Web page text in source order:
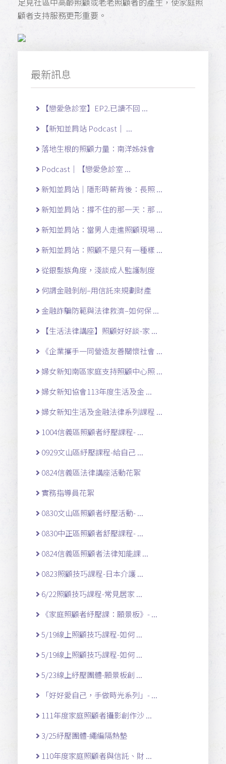
顧者支持服務更形重要。
最新訊息
【戀愛急診室】EP2.已讀不回 ...
【新知並肩站 Podcast｜ ...
落地生根的照顧力量：南洋姊妹會
Podcast｜【戀愛急診室 ...
新知並肩站｜隱形時薪背後：長照 ...
新知並肩站：撐不住的那一天：那 ...
新知並肩站：當男人走進照顧現場 ...
新知並肩站：照顧不是只有一種樣 ...
從銀髮族角度，淺談成人監護制度
何謂金融剝削–用信託來規劃財產
金融詐騙防範與法律救濟–如何保 ...
【生活法律講座】照顧好好談-家 ...
《企業攜手一同營造友善關懷社會 ...
婦女新知南區家庭支持照顧中心照 ...
婦女新知協會113年度生活及金 ...
婦女新知生活及金融法律系列課程 ...
1004信義區照顧者紓壓課程- ...
0929文山區紓壓課程-給自己 ...
0824信義區法律講座活動花絮
實務指導員花絮
0830文山區照顧者紓壓活動- ...
0830中正區照顧者舒壓課程- ...
0824信義區照顧者法律知能課 ...
0823照顧技巧課程-日本介護 ...
6/22照顧技巧課程-常見居家 ...
《家庭照顧者紓壓課：願景板》- ...
5/19線上照顧技巧課程-如何 ...
5/19線上照顧技巧課程-如何 ...
5/23線上紓壓團體-願景板創 ...
「好好愛自己，手做時光系列」- ...
111年度家庭照顧者攝影創作沙 ...
3/25紓壓團體-繩編隔熱墊
110年度家庭照顧者與信託、財 ...